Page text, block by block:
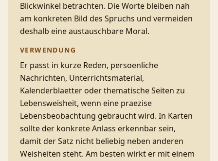
Blickwinkel betrachten. Die Worte bleiben nah
am konkreten Bild des Spruchs und vermeiden
deshalb eine austauschbare Moral.
VERWENDUNG
Er passt in kurze Reden, persoenliche
Nachrichten, Unterrichtsmaterial,
Kalenderblaetter oder thematische Seiten zu
Lebensweisheit, wenn eine praezise
Lebensbeobachtung gebraucht wird. In Karten
sollte der konkrete Anlass erkennbar sein,
damit der Satz nicht beliebig neben anderen
Weisheiten steht. Am besten wirkt er mit einem